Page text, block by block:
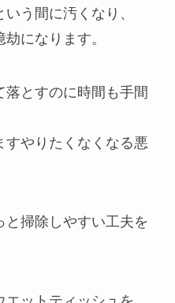
う間に汚くなり、
になります。
落とすのに時間も手間
やりたくなくなる悪
掃除しやすい工夫を